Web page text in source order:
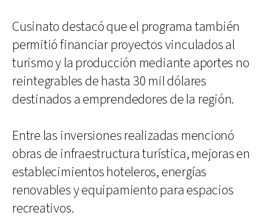
Cusinato destacó que el programa también
permitió financiar proyectos vinculados al
turismo y la producción mediante aportes no
reintegrables de hasta 30 mil dólares
destinados a emprendedores de la región.
Entre las inversiones realizadas mencionó
obras de infraestructura turística, mejoras en
establecimientos hoteleros, energías
renovables y equipamiento para espacios
recreativos.